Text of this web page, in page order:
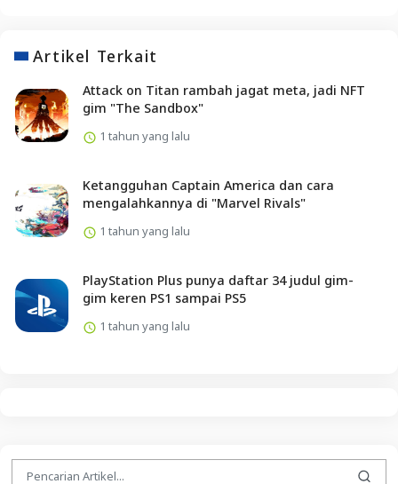
Artikel Terkait
Attack on Titan rambah jagat meta, jadi NFT
gim "The Sandbox"
1 tahun yang lalu
Ketangguhan Captain America dan cara
mengalahkannya di "Marvel Rivals"
1 tahun yang lalu
PlayStation Plus punya daftar 34 judul gim-
gim keren PS1 sampai PS5
1 tahun yang lalu